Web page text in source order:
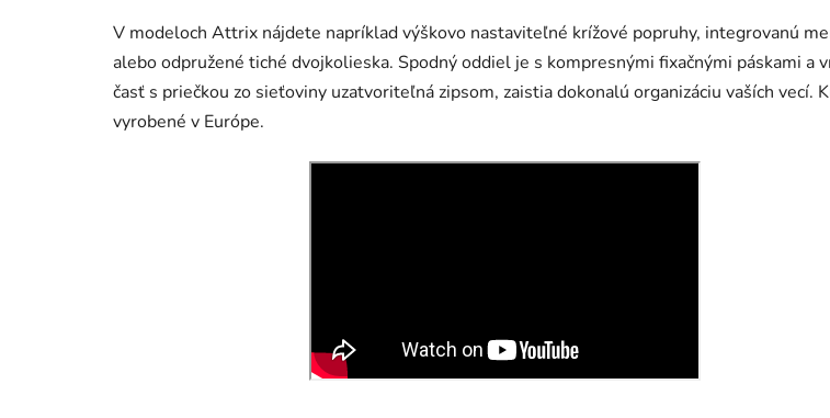
V modeloch Attrix nájdete napríklad výškovo nastaviteľné krížové popruhy, integrovanú
alebo odpružené tiché dvojkolieska. Spodný oddiel je s kompresnými fixačnými páskami a
časť s priečkou zo sieťoviny uzatvoriteľná zipsom, zaistia dokonalú organizáciu vaších vecí.
vyrobené v Európe.